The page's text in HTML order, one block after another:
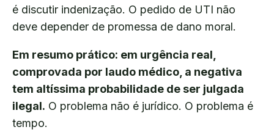
é discutir indenização. O pedido de UTI não
deve depender de promessa de dano moral.
Em resumo prático: em urgência real,
comprovada por laudo médico, a negativa
tem altíssima probabilidade de ser julgada
ilegal. O problema não é jurídico. O problema é
tempo.